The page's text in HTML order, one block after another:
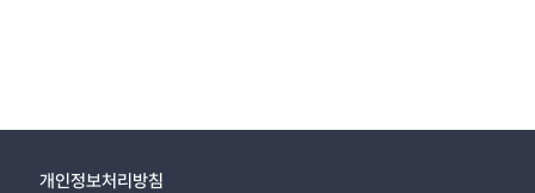
개인정보처리방침